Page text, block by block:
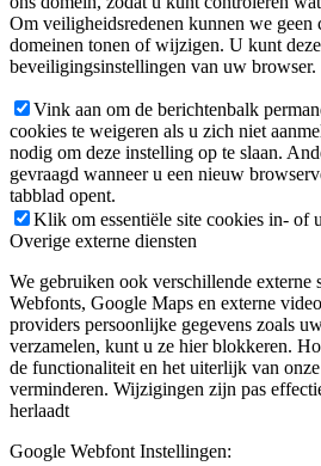
Om veiligheidsredenen kunnen we geen
domeinen tonen of wijzigen. U kunt
beveiligingsinstellingen van uw browser.
Vink aan om de berichtenbalk
cookies te weigeren als u zich niet
nodig om deze instelling op te slaan.
gevraagd wanneer u een nieuw
tabblad opent.
Klik om essentiële site cookies in- of
Overige externe diensten
We gebruiken ook verschillende externe
Webfonts, Google Maps en externe
providers persoonlijke gegevens zoals
verzamelen, kunt u ze hier blokkeren.
de functionaliteit en het uiterlijk van
verminderen. Wijzigingen zijn pas
herlaadt
Google Webfont Instellingen: